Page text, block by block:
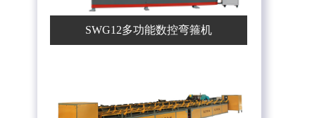
SWG12多功能数控弯箍机